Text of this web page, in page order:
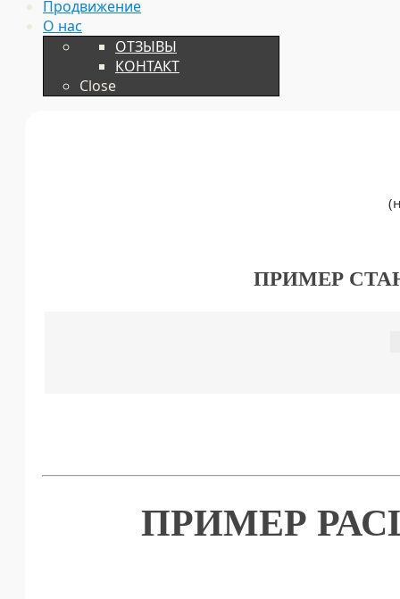
Продвижение
О нас
ОТЗЫВЫ
КОНТАКТ
Close
ПРИМЕР
ПРИМЕР